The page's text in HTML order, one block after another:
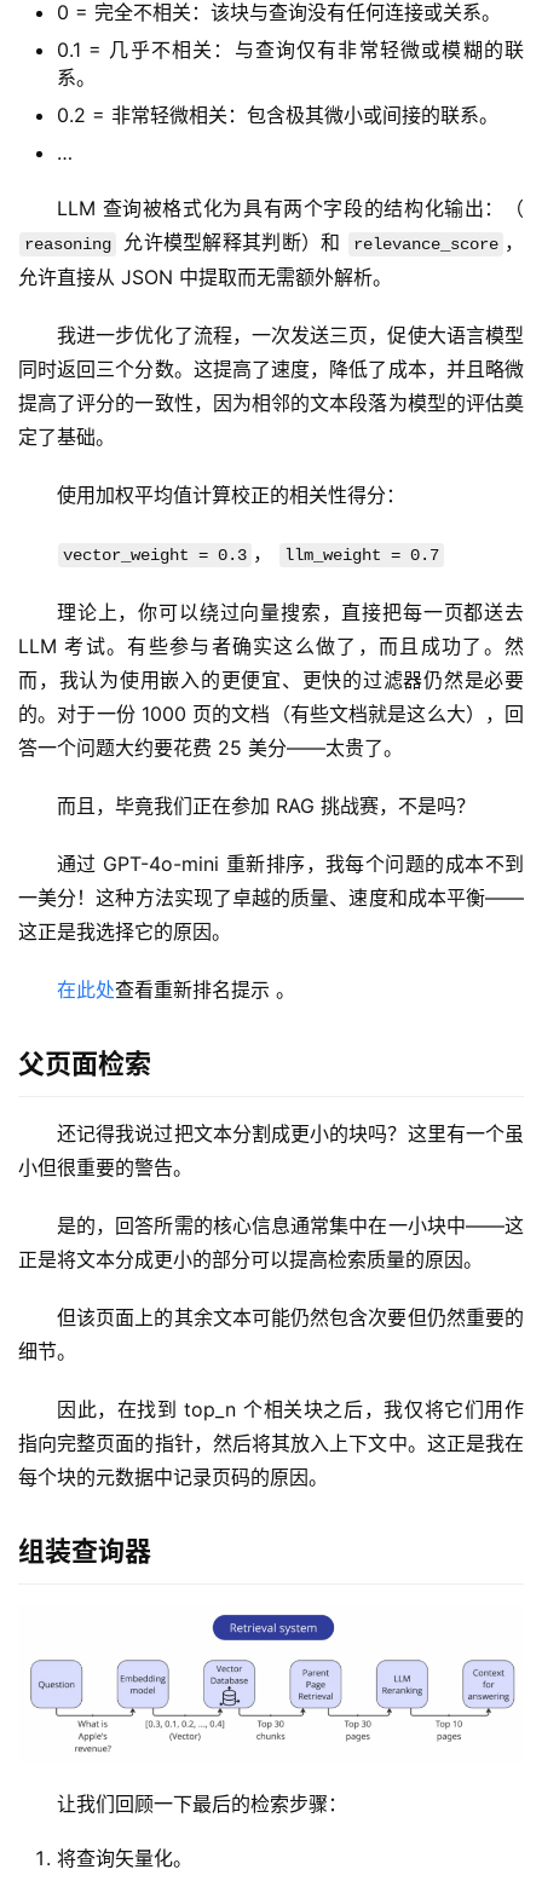
0 = 完全不相关：该块与查询没有任何连接或关系。
0.1 = 几乎不相关：与查询仅有非常轻微或模糊的联
系。
0.2 = 非常轻微相关：包含极其微小或间接的联系。
…
reasoning 允许模型解释其判断）和 relevance_score ，
允许直接从 JSON 中提取而无需额外解析。
我进一步优化了流程，一次发送三页，促使大语言模型
同时返回三个分数。这提高了速度，降低了成本，并且略微
提高了评分的一致性，因为相邻的文本段落为模型的评估奠
定了基础。
使用加权平均值计算校正的相关性得分：
vector_weight = 0.3 ， llm_weight = 0.7
理论上，你可以绕过向量搜索，直接把每一页都送去
LLM 考试。有些参与者确实这么做了，而且成功了。然
而，我认为使用嵌入的更便宜、更快的过滤器仍然是必要
的。对于一份 1000 页的文档（有些文档就是这么大），回
答一个问题大约要花费 25 美分——太贵了。
而且，毕竟我们正在参加 RAG 挑战赛，不是吗？
通过 GPT-4o-mini 重新排序，我每个问题的成本不到
一美分！这种方法实现了卓越的质量、速度和成本平衡——
这正是我选择它的原因。
在此处查看重新排名提示 。
父页面检索
还记得我说过把文本分割成更小的块吗？这里有一个虽
小但很重要的警告。
是的，回答所需的核心信息通常集中在一小块中——这
正是将文本分成更小的部分可以提高检索质量的原因。
但该页面上的其余文本可能仍然包含次要但仍然重要的
细节。
因此，在找到 top_n 个相关块之后，我仅将它们用作
指向完整页面的指针，然后将其放入上下文中。这正是我在
每个块的元数据中记录页码的原因。
组装查询器
让我们回顾一下最后的检索步骤：
将查询矢量化。